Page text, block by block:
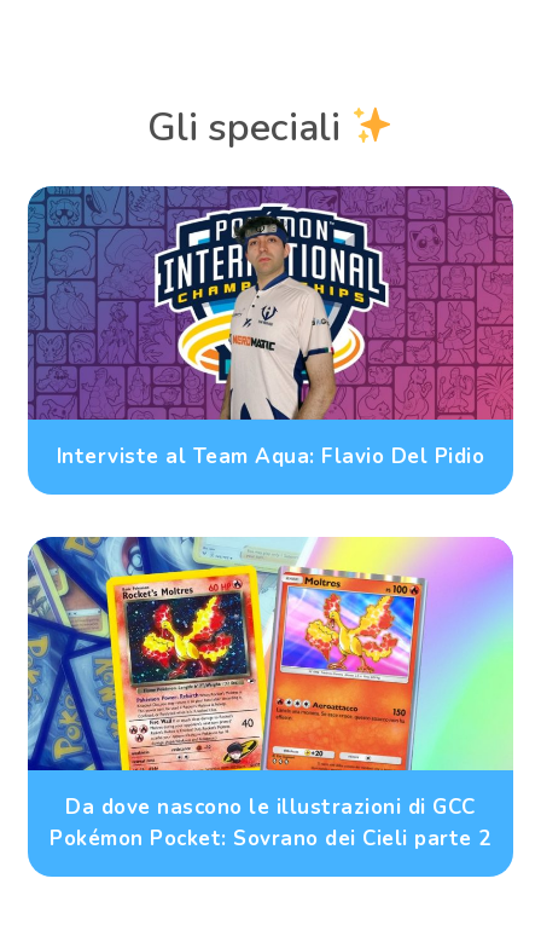
Gli speciali
Interviste al Team Aqua: Flavio Del Pidio
Da dove nascono le illustrazioni di GCC
Pokémon Pocket: Sovrano dei Cieli parte 2